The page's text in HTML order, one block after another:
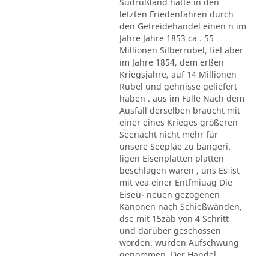
letzten Friedenfahren durch
den Getreidehandel einen n im
Jahre Jahre 1853 ca . 55
Millionen Silberrubel, fiel aber
im Jahre 1854, dem erßen
Kriegsjahre, auf 14 Millionen
Rubel und gehnisse geliefert
haben . aus im Falle Nach dem
Ausfall derselben braucht mit
einer eines Krieges größeren
Seenächt nicht mehr für
unsere Seepläe zu bangeri.
ligen Eisenplatten platten
beschlagen waren , uns Es ist
mit vea einer Entfmiuag Die
Eiseü- neuen gezogenen
Kanonen nach Schießwänden,
dse mit 15zäb von 4 Schritt
und darüber geschossen
worden. wurden Aufschwung